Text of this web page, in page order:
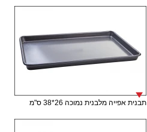
תבנית אפייה מלבנית נמוכה 26*38 ס"מ